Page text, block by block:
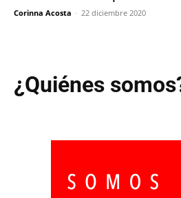
Corinna Acosta - 22 diciembre 2020
¿Quiénes